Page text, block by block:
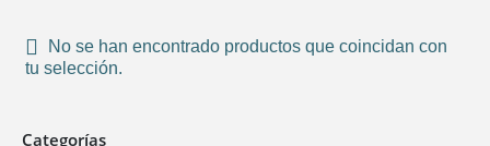
No se han encontrado productos que coincidan con
tu selección.
Categorías